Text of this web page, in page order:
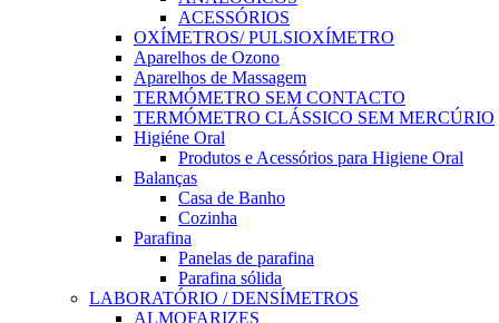
ACESSÓRIOS
OXÍMETROS/ PULSIOXÍMETRO
Aparelhos de Ozono
Aparelhos de Massagem
TERMÓMETRO SEM CONTACTO
TERMÓMETRO CLÁSSICO SEM MERCÚRIO
Higiéne Oral
Produtos e Acessórios para Higiene Oral
Balanças
Casa de Banho
Cozinha
Parafina
Panelas de parafina
Parafina sólida
LABORATÓRIO / DENSÍMETROS
ALMOFARIZES